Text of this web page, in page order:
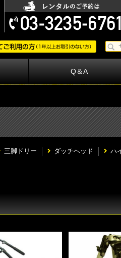
Q＆A
三脚ドリー ダッチヘッド ハ